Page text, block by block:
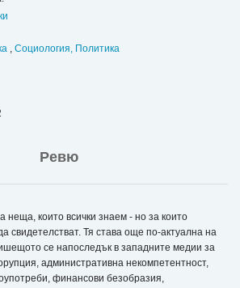
, Социология, Политика
Ревю
неща, които всички знаем - но за които
свидетелстват. Тя става още по-актуална на
се напоследък в западните медии за
административна некомпетентност,
финансови безобразия,